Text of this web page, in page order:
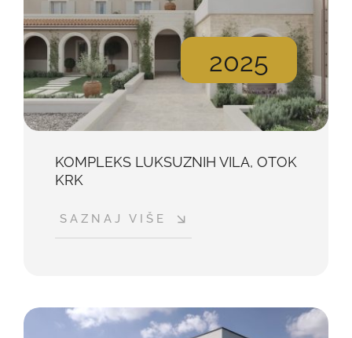
2025
KOMPLEKS LUKSUZNIH VILA, OTOK
KRK
SAZNAJ VIŠE